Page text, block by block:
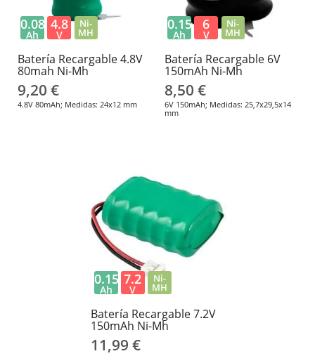
Batería Recargable 4.8V
80mah Ni-Mh
9,20 €
4.8V 80mAh; Medidas: 24x12 mm
0.08
Ah
4.8
V
Ni-
MH
Batería Recargable 6V
150mAh Ni-Mh
8,50 €
6V 150mAh; Medidas: 25,7x29,5x14
mm
0.15
Ah
6
V
Ni-
MH
Batería Recargable 7.2V
150mAh Ni-Mh
11,99 €
0.15
Ah
7.2
V
Ni-
MH